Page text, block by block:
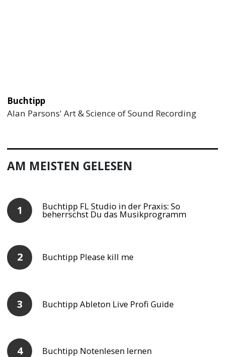
Buchtipp
Alan Parsons' Art & Science of Sound Recording
AM MEISTEN GELESEN
Buchtipp FL Studio in der Praxis: So
beherrschst Du das Musikprogramm
Buchtipp Please kill me
Buchtipp Ableton Live Profi Guide
Buchtipp Notenlesen lernen